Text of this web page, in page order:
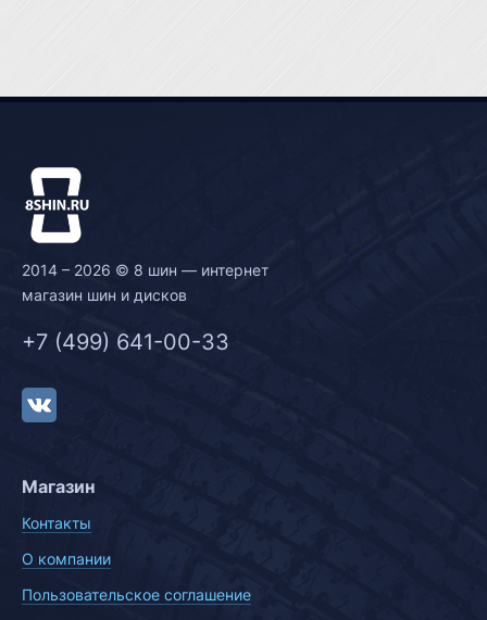
2014 – 2026 © 8 шин — интернет
магазин шин и дисков
+7 (499) 641-00-33
Магазин
Контакты
О компании
Пользовательское соглашение